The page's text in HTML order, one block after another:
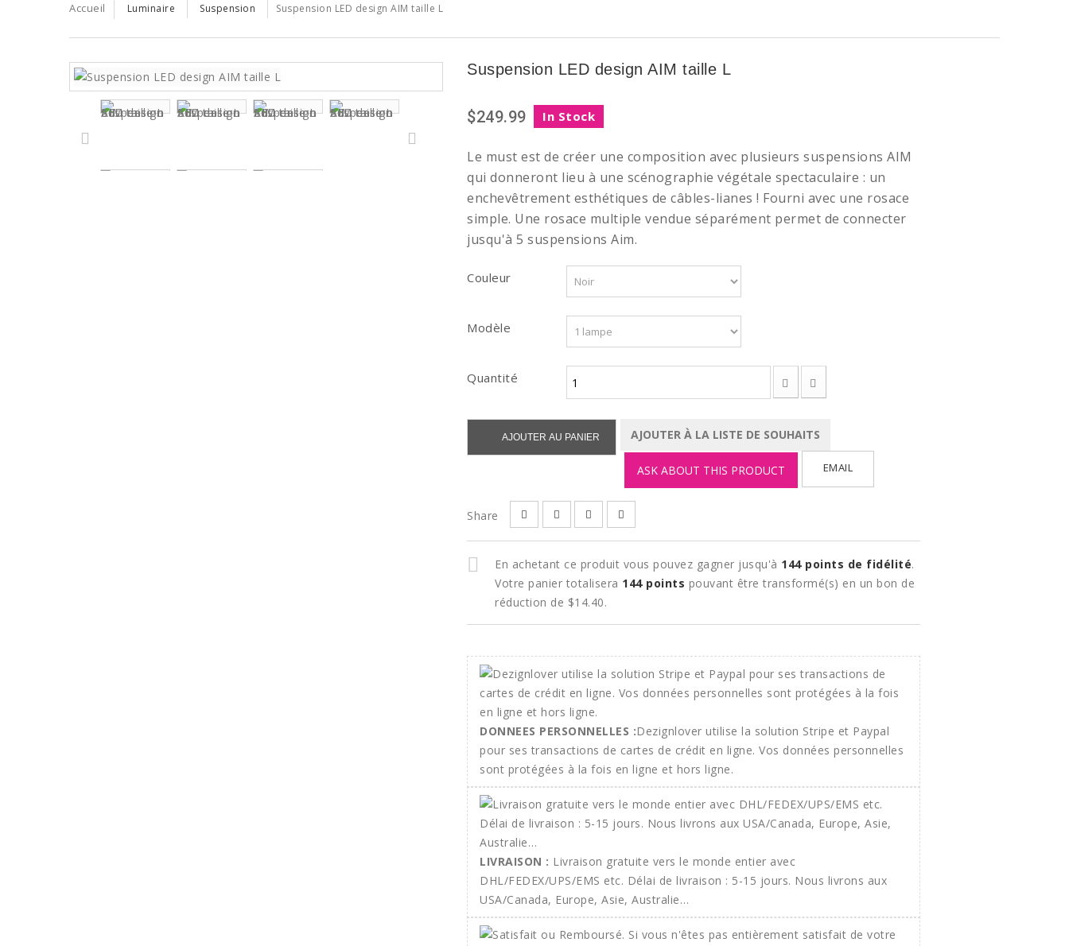
Accueil Luminaire Suspension Suspension LED design AIM taille L
Suspension LED design AIM taille L
$249.99 In Stock
Le must est de créer une composition avec plusieurs suspensions AIM
qui donneront lieu à une scénographie végétale spectaculaire : un
enchevêtrement esthétiques de câbles-lianes ! Fourni avec une rosace
simple. Une rosace multiple vendue séparément permet de connecter
jusqu'à 5 suspensions Aim.
Couleur
Modèle
Quantité
AJOUTER AU PANIER AJOUTER À LA LISTE DE SOUHAITS
ASK ABOUT THIS PRODUCT EMAIL
Share
En achetant ce produit vous pouvez gagner jusqu'à 144points de fidélité.
Votre panier totalisera 144points pouvant être transformé(s) en un bon de
réduction de $14.40.
DONNEES PERSONNELLES :Dezignlover utilise la solution Stripe et Paypal
pour ses transactions de cartes de crédit en ligne. Vos données personnelles
sont protégées à la fois en ligne et hors ligne.
LIVRAISON : Livraison gratuite vers le monde entier avec
DHL/FEDEX/UPS/EMS etc. Délai de livraison : 5-15 jours. Nous livrons aux
USA/Canada, Europe, Asie, Australie…